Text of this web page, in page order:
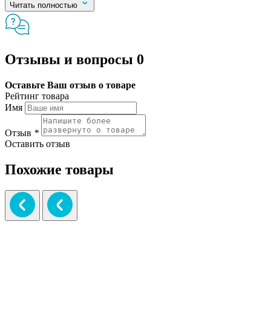
Читать полностью
Отзывы и вопросы 0
Оставьте Ваш отзыв о товаре
Рейтинг товара
Имя
Отзыв *
Оставить отзыв
Похожие товары